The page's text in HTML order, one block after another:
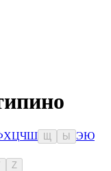
ХЦЧШ Ы ЭЮ
Z